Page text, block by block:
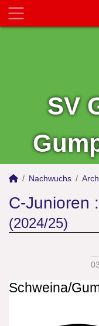
SV
Nachwuchs
C-Junioren :
(2024/25)
Schweina/